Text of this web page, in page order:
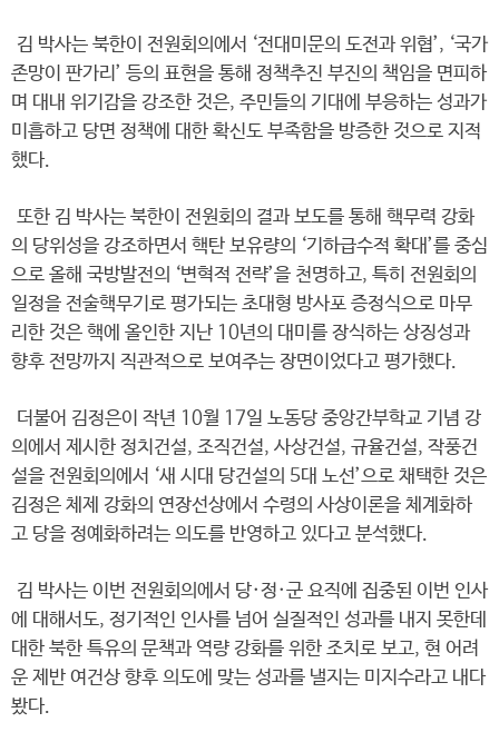
김 박사는 북한이 전원회의에서 ‘전대미문의 도전과 위협’, ‘국가
존망이 판가리’ 등의 표현을 통해 정책추진 부진의 책임을 면피하
며 대내 위기감을 강조한 것은, 주민들의 기대에 부응하는 성과가
미흡하고 당면 정책에 대한 확신도 부족함을 방증한 것으로 지적
했다.
또한 김 박사는 북한이 전원회의 결과 보도를 통해 핵무력 강화
의 당위성을 강조하면서 핵탄 보유량의 ‘기하급수적 확대’를 중심
으로 올해 국방발전의 ‘변혁적 전략’을 천명하고, 특히 전원회의
일정을 전술핵무기로 평가되는 초대형 방사포 증정식으로 마무
리한 것은 핵에 올인한 지난 10년의 대미를 장식하는 상징성과
향후 전망까지 직관적으로 보여주는 장면이었다고 평가했다.
더불어 김정은이 작년 10월 17일 노동당 중앙간부학교 기념 강
의에서 제시한 정치건설, 조직건설, 사상건설, 규율건설, 작풍건
설을 전원회의에서 ‘새 시대 당건설의 5대 노선’으로 채택한 것은
김정은 체제 강화의 연장선상에서 수령의 사상이론을 체계화하
고 당을 정예화하려는 의도를 반영하고 있다고 분석했다.
김 박사는 이번 전원회의에서 당·정·군 요직에 집중된 이번 인사
에 대해서도, 정기적인 인사를 넘어 실질적인 성과를 내지 못한데
대한 북한 특유의 문책과 역량 강화를 위한 조치로 보고, 현 어려
운 제반 여건상 향후 의도에 맞는 성과를 낼지는 미지수라고 내다
봤다.